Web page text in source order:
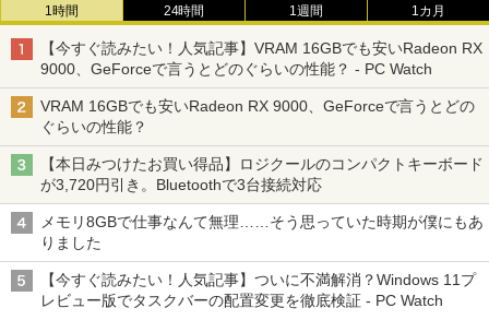
ASUS エイスース 液晶ディスプレイ Ey
e Care [ 21.45型 / フルHD(1920×1080) /
ワイド ] ブラック VP227HF
￥10,980
4
【1,000円クーポン＋ポイント最大31.5%
フルHD(1920×1080) IPS 144Hz 103%sR
GB 1500:1コントラスト比 300cd 高色精
度 低ブルーライト フリッカーフリー Ad
3
給与小六法 令和9年版 [ 一般財団法人
人事行政研究所 ]
￥11,000
4
【3千円以上送料無料】タッチペンで音が
聞ける!はじめてずかん1000 英語つき／
小学館辞典編集部
1時間 24時間 1週間 1カ月
【今すぐ読みたい！人気記事】VRAM 16GBでも安いRadeon RX
9000、GeForceで言うとどのぐらいの性能？ - PC Watch
VRAM 16GBでも安いRadeon RX 9000、GeForceで言うとどの
ぐらいの性能？
【本日みつけたお買い得品】ロジクールのコンパクトキーボード
が3,720円引き。Bluetoothで3台接続対応
メモリ8GBで仕事なんて無理……そう思っていた時期が僕にもあ
りました
【今すぐ読みたい！人気記事】ついに不満解消？Windows 11プ
レビュー版でタスクバーの配置変更を徹底検証 - PC Watch